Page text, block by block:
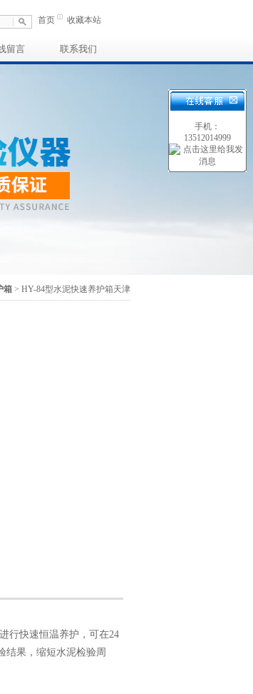
首页 收藏本站
留言 联系我们
箱 > HY-84型水泥快速养护箱天津
行快速恒温养护，可在24
结果，缩短水泥检验周
手机：
13512014999